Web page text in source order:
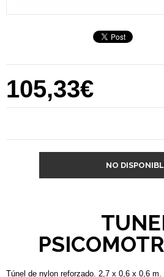
105,33€
NO
Túnel de nylon reforzado. 2,7 x 0,6 x 0,6 m.